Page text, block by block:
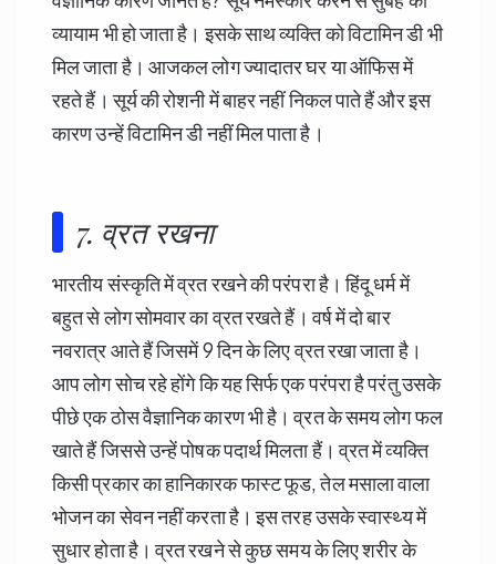
व्यायाम भी हो जाता है। इसके साथ व्यक्ति को विटामिन डी भी
मिल जाता है। आजकल लोग ज्यादातर घर या ऑफिस में
रहते हैं। सूर्य की रोशनी में बाहर नहीं निकल पाते हैं और इस
कारण उन्हें विटामिन डी नहीं मिल पाता है।
7. व्रत रखना
भारतीय संस्कृति में व्रत रखने की परंपरा है। हिंदू धर्म में
बहुत से लोग सोमवार का व्रत रखते हैं। वर्ष में दो बार
नवरात्र आते हैं जिसमें9दिन के लिए व्रत रखा जाता है।
आप लोग सोच रहे होंगे कि यह सिर्फ एक परंपरा है परंतु उसके
पीछे एक ठोस वैज्ञानिक कारण भी है। व्रत के समय लोग फल
खाते हैं जिससे उन्हें पोषक पदार्थ मिलता हैं। व्रत में व्यक्ति
किसी प्रकार का हानिकारक फास्ट फूड, तेल मसाला वाला
भोजन का सेवन नहीं करता है। इस तरह उसके स्वास्थ्य में
सुधार होता है। व्रत रखने से कुछ समय के लिए शरीर के